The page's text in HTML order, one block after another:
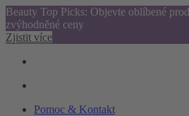
Beauty Top Picks: Objevte oblíbené
zvýhodněné ceny
Zjistit více
Pomoc & Kontakt